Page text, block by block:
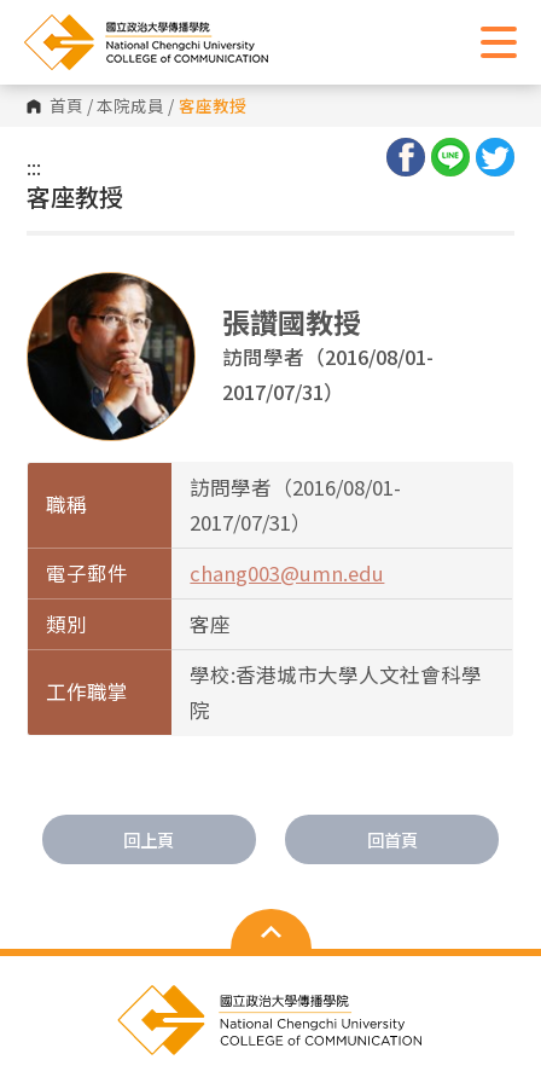
首頁 /本院成員 / 客座教授
:::
:::
客座教授
張讚國教授
訪問學者（2016/08/01-
2017/07/31）
職稱
訪問學者（2016/08/01-
2017/07/31）
電子郵件
chang003@umn.edu
類別
客座
工作職掌
學校:香港城市大學人文社會科學
院
回上頁 回首頁